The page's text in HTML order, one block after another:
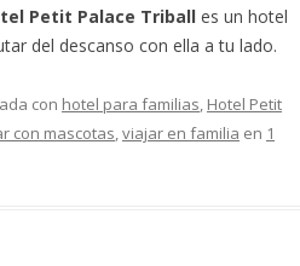
Petit Palace Triball es un hotel
del descanso con ella a tu lado.
con hotel para familias, Hotel Petit
con mascotas,viajar en familia en 1